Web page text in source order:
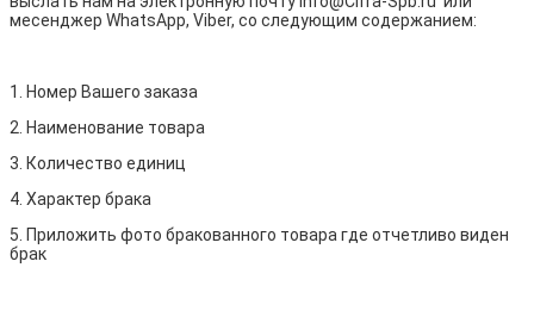
месенджер WhatsApp, Viber, со следующим содержанием:
1. Номер Вашего заказа
2. Наименование товара
3. Количество единиц
4. Характер брака
5. Приложить фото бракованного товара где отчетливо виден
брак